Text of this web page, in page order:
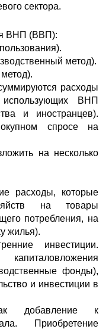
сектора.
ВНП (ВВП):
метод).
расходы
использующих ВНП
и иностранцев).
спросе на
на несколько
расходы, которые
на товары
потребления, на
жилья).
инвестиции.
фонды),
и инвестиции в
добавление к
Приобретение